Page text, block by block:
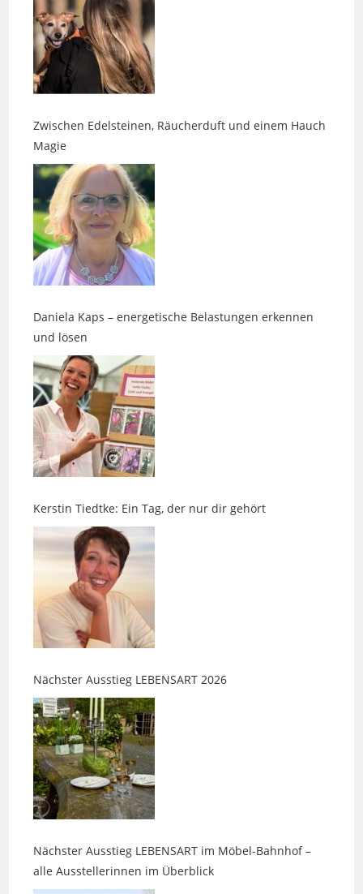
Zwischen Edelsteinen, Räucherduft und einem Hauch
Daniela Kaps – energetische Belastungen erkennen
Kerstin Tiedtke: Ein Tag, der nur dir gehört
Nächster Ausstieg LEBENSART 2026
Nächster Ausstieg LEBENSART im Möbel-Bahnhof –